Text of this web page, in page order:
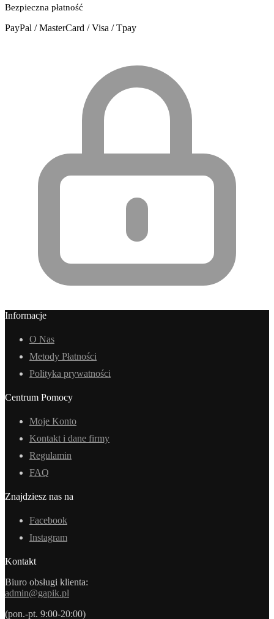
Bezpieczna płatność
PayPal / MasterCard / Visa / Tpay
Informacje
O Nas
Metody Płatności
Polityka prywatności
Centrum Pomocy
Moje Konto
Kontakt i dane firmy
Regulamin
FAQ
Znajdziesz nas na
Facebook
Instagram
Kontakt
Biuro obsługi klienta:
admin@gapik.pl
(pon.-pt. 9:00-20:00)